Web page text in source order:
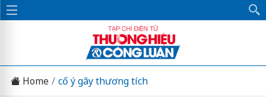
Home cố ý gây thương tích